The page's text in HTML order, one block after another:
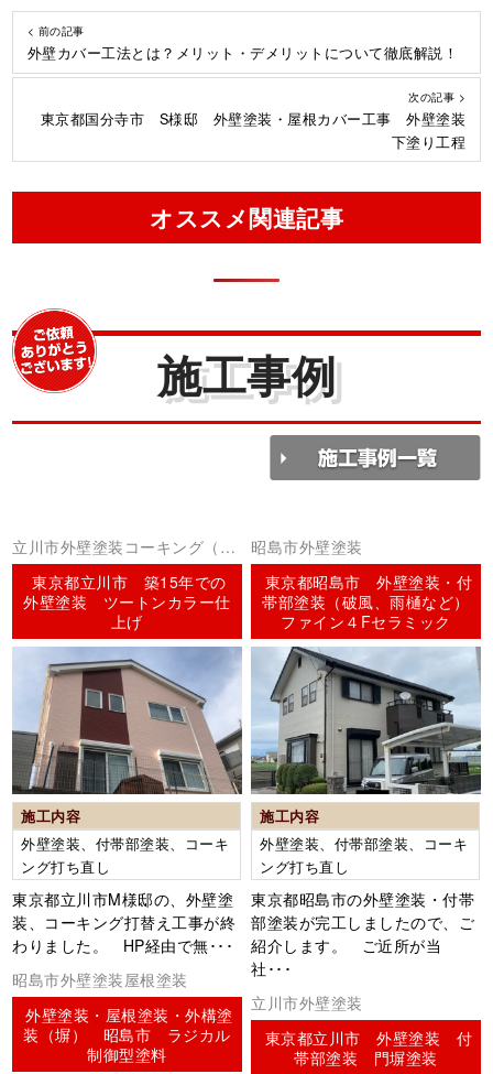
< 前の記事
外壁カバー工法とは？メリット・デメリットについて徹底解説！
次の記事 >
東京都国分寺市 S様邸 外壁塗装・屋根カバー工事 外壁塗装
下塗り工程
オススメ関連記事
施工事例
立川市外壁塗装コーキング（シ
ーリング）
東京都立川市 築15年での
外壁塗装 ツートンカラー仕
上げ
施工内容
外壁塗装、付帯部塗装、コーキ
ング打ち直し
東京都立川市M様邸の、外壁塗
装、コーキング打替え工事が終
わりました。 HP経由で無･･･
昭島市外壁塗装
東京都昭島市 外壁塗装・付
帯部塗装（破風、雨樋など）
ファイン４Fセラミック
施工内容
外壁塗装、付帯部塗装、コーキ
ング打ち直し
東京都昭島市の外壁塗装・付帯
部塗装が完工しましたので、ご
紹介します。 ご近所が当
社･･･
昭島市外壁塗装屋根塗装
外壁塗装・屋根塗装・外構塗
装（塀） 昭島市 ラジカル
制御型塗料
立川市外壁塗装
東京都立川市 外壁塗装 付
帯部塗装 門塀塗装